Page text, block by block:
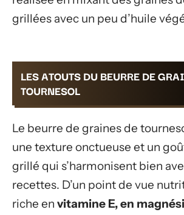
grillées avec un peu d’huile
LES ATOUTS DU BEURRE DE
TOURNESOL
Le beurre de graines de
une texture onctueuse et un
grillé qui s’harmonisent bien
recettes. D’un point de vue
riche en vitamine E, en